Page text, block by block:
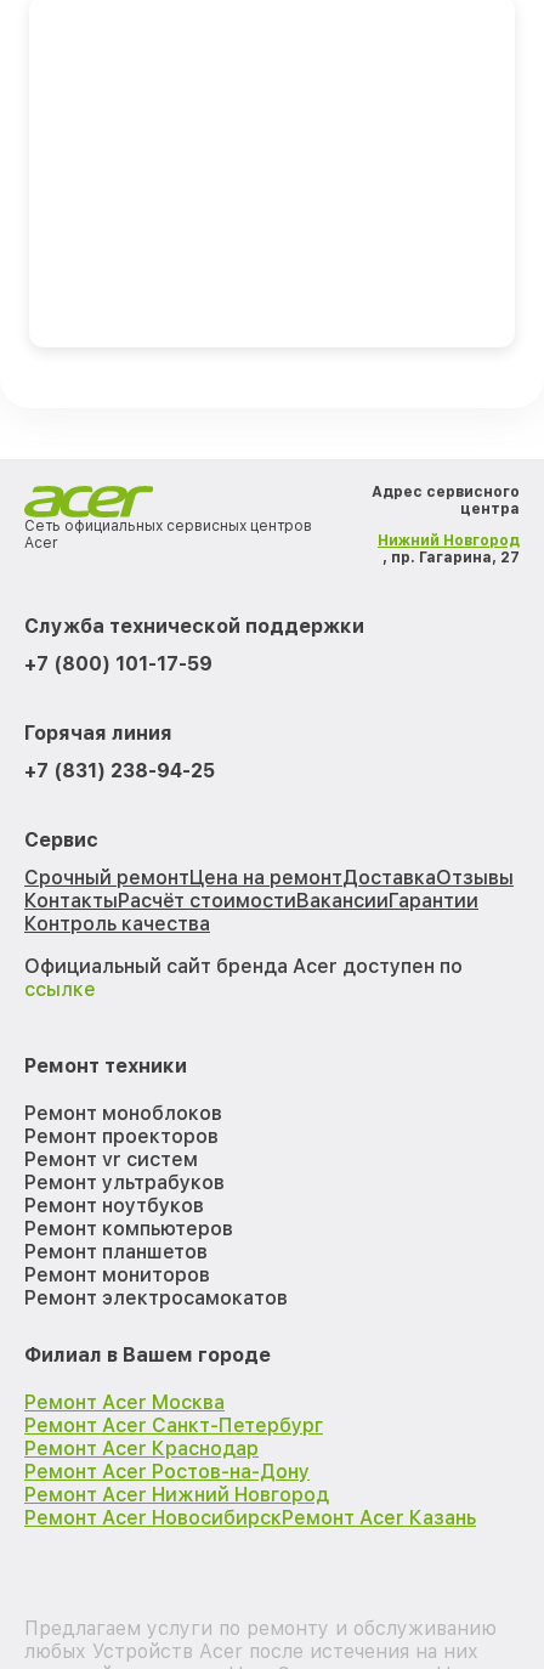
Сеть официальных сервисных центров
Acer
Адрес сервисного
центра
Нижний Новгород
, пр. Гагарина, 27
Служба технической поддержки
+7 (800) 101-17-59
Горячая линия
+7 (831) 238-94-25
Сервис
Срочный ремонтЦена на ремонтДоставкаОтзывы
КонтактыРасчёт стоимостиВакансииГарантии
Контроль качества
Официальный сайт бренда Acer доступен по
ссылке
Ремонт техники
Ремонт моноблоков
Ремонт проекторов
Ремонт vr систем
Ремонт ультрабуков
Ремонт ноутбуков
Ремонт компьютеров
Ремонт планшетов
Ремонт мониторов
Ремонт электросамокатов
Филиал в Вашем городе
Ремонт Acer Москва
Ремонт Acer Санкт-Петербург
Ремонт Acer Краснодар
Ремонт Acer Ростов-на-Дону
Ремонт Acer Нижний Новгород
Ремонт Acer НовосибирскРемонт Acer Казань
Предлагаем услуги по ремонту и обслуживанию
любых Устройств Acer после истечения на них